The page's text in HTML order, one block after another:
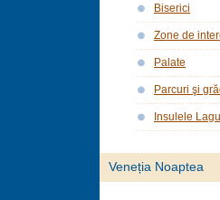
Biserici
Zone de
Palate
Parcuri şi
Insulele
Veneția Noaptea